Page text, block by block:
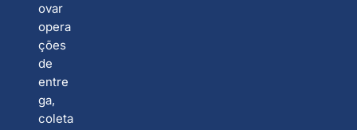
ovar
opera
ções
de
entre
ga,
coleta